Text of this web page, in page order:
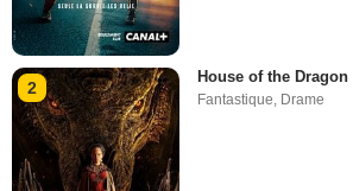
2
House of the Dragon
Fantastique, Drame